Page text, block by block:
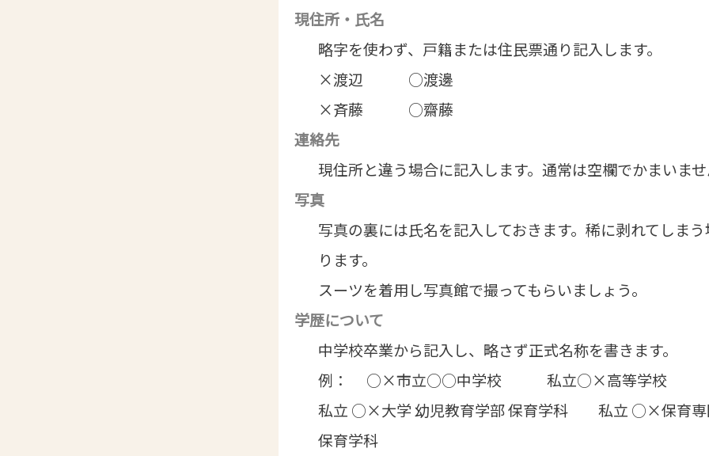
現住所・氏名
略字を使わず、戸籍または住民票通り記入します。
×渡辺 ○渡邊
×斉藤 ○齋藤
連絡先
現住所と違う場合に記入します。通常は空欄でかまいま
写真
写真の裏には氏名を記入しておきます。稀に剥れてしま
ります。
スーツを着用し写真館で撮ってもらいましょう。
学歴について
中学校卒業から記入し、略さず正式名称を書きます。
例： ○×市立○○中学校 私立○×高等学校
私立 ○×大学 幼児教育学部 保育学科 私立 ○×保育専
保育学科